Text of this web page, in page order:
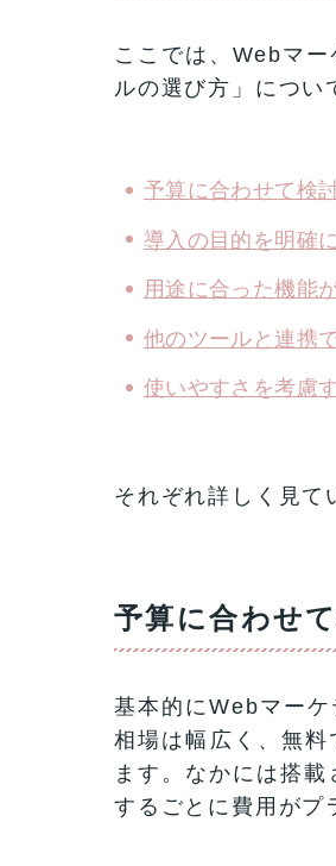
ここでは、Webマ
ルの選び方」につい
予算に合わせて検
導入の目的を明確
用途に合った機能
他のツールと連携
使いやすさを考慮
それぞれ詳しく見て
予算に合わせ
基本的にWebマー
相場は幅広く、無
ます。なかには搭
するごとに費用がプ